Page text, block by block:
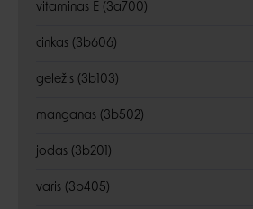
vitaminas E (3a700)
cinkas (3b606)
geležis (3b103)
manganas (3b502)
jodas (3b201)
varis (3b405)